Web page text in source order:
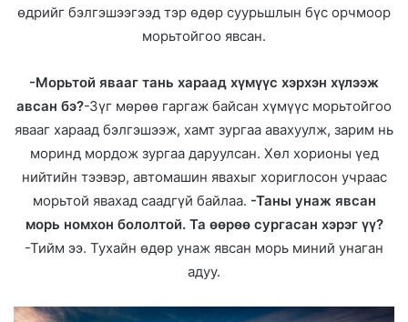
өдрийг бэлгэшээгээд тэр өдөр суурьшлын бүс орчмоор
морьтойгоо явсан.
-Морьтой явааг тань хараад хүмүүс хэрхэн хүлээж
авсан бэ?-Зүг мөрөө гаргаж байсан хүмүүс морьтойгоо
явааг хараад бэлгэшээж, хамт зургаа авахуулж, зарим нь
моринд мордож зургаа даруулсан. Хөл хорионы үед
нийтийн тээвэр, автомашин явахыг хориглосон учраас
морьтой явахад саадгүй байлаа. -Таны унаж явсан
морь номхон бололтой. Та өөрөө сургасан хэрэг үү?
-Тийм ээ. Тухайн өдөр унаж явсан морь миний унаган
адуу.